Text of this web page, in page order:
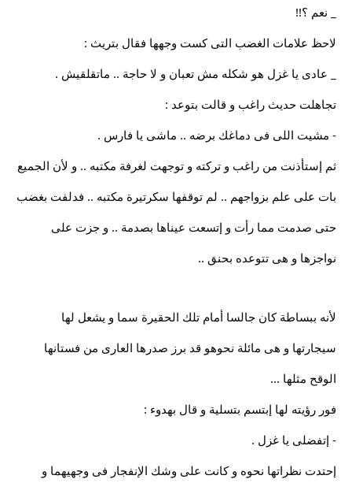
_ نعم ؟!!
لاحظ علامات الغضب التى كست وجهها فقال بتريث :
_ عادى يا غزل هو شكله مش تعبان و لا حاجة .. ماتقلقيش .
تجاهلت حديث راغب و قالت بتوعد :
- مشيت اللى فى دماغك برضه .. ماشى يا فارس .
ثم إستأذنت من راغب و تركته و توجهت لغرفة مكتبه .. و لأن الجميع
بات على علم بزواجهم .. لم توقفها سكرتيرة مكتبه .. فدلفت بغضب
حتى صدمت مما رأت و إتسعت عيناها بصدمة .. و جزت على
نواجزها و هى تتوعده بحنق ..
لأنه ببساطة كان جالسا أمام تلك الحقيرة سما و يشعل لها
سيجارتها و هى مائلة نحوهو قد برز صدرها العارى من فستانها
الوقح مثلها ...
فور رؤيته لها إبتسم بتسلية و قال بهدوء :
- إتفضلى يا غزل .
إحتدت نظراتها نحوه و كانت على وشك الإنفجار فى وجهيهما و